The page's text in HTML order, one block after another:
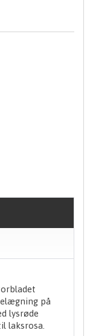
på
lysrøde
laksrosa.